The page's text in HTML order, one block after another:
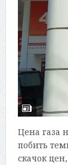
Цена газа
побить
скачок